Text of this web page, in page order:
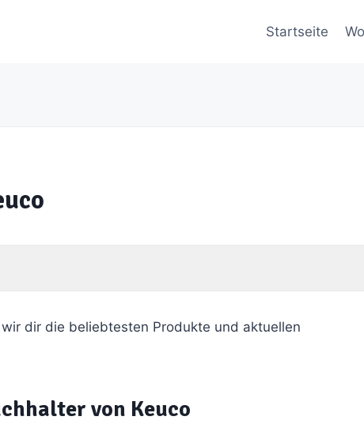
Startseite
dir die beliebtesten Produkte und aktuellen
von Keuco